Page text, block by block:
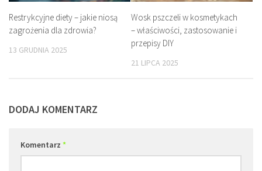
Restrykcyjne diety – jakie niosą
zagrożenia dla zdrowia?
13 GRUDNIA 2025
Wosk pszczeli w kosmetykach
– właściwości, zastosowanie i
przepisy DIY
21 LIPCA 2025
DODAJ KOMENTARZ
Komentarz *